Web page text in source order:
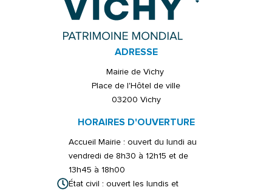
ADRESSE
Mairie de Vichy
Place de l'Hôtel de ville
03200 Vichy
HORAIRES D'OUVERTURE
Accueil Mairie : ouvert du lundi au
vendredi de 8h30 à 12h15 et de
13h45 à 18h00
État civil : ouvert les lundis et